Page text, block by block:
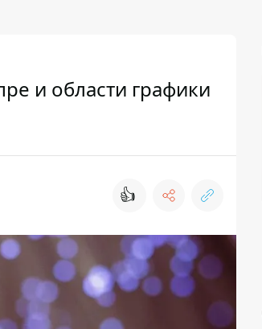
и области графики
👍